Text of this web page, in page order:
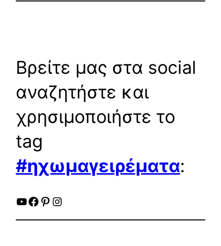
Βρείτε μας στα social
αναζητήστε και
χρησιμοποιήστε το
tag
#ηχωμαγειρέματα:
YouTube
Facebook
Pinterest
Instagram